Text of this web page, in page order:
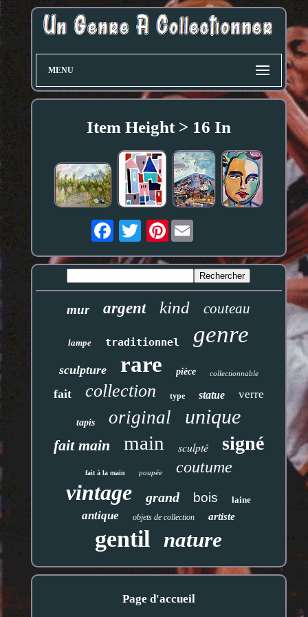
MENU
Item Height > 16 In
Pinterest
mur argent kind couteau
lampe traditionnel genre
sculpture rare pièce collectionnable
fait collection type statue verre
tapis original unique
fait main main sculpté signé
fait à la main poupée coutume
vintage grand bois laine
antique objets de collection artiste
gentil nature
Page d'accueil